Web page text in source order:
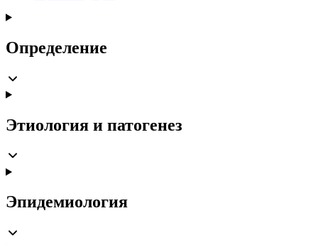
Определение
Этиология и патогенез
Эпидемиология